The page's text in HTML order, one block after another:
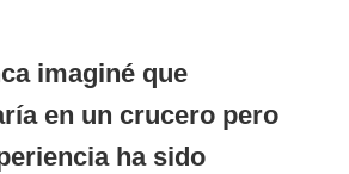
imaginé que
en un crucero pero
ha sido